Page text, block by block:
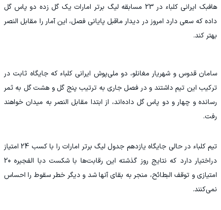
هافبک ایرانی کلباء در 23 مسابقه لیگ برتر امارات یک گل زده دو پاس گل
داده که سعی دارد امروز در دیدار ماقبل پایانی فصل، این آمار را مقابل النصر
بهتر کند.
سامان قدوس و شهریار مغانلو، دو ملی‌پوش ایرانی کلباء که جایگاه ثابت در
ترکیب این تیم داشتند و در فصل جاری به ترتیب پنج گل و هشت گل به ثمر
رسانده و چهار و دو پاس گل داده‌اند، از ابتدا مقابل النصر به میدان خواهند
رفت.
تیم کلباء در حالی جایگاه یازدهم جدول لیگ برتر امارات را با کسب 24 امتیاز
دراختیار دارد که نتایج روز گذشته این رقابت‌ها با شکست دبا الفجیره 20
امتیازی و توقف البطائح، منجر به بقای آنها شد و دیگر خطر سقوط را احساس
نمی‌کنند.